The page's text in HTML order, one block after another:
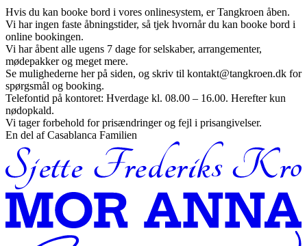
Hvis du kan booke bord i vores onlinesystem, er Tangkroen åben.
Vi har ingen faste åbningstider, så tjek hvornår du kan booke bord i
online bookingen.
Vi har åbent alle ugens 7 dage for selskaber, arrangementer,
mødepakker og meget mere.
Se mulighederne her på siden, og skriv til kontakt@tangkroen.dk for
spørgsmål og booking.
Telefontid på kontoret: Hverdage kl. 08.00 – 16.00. Herefter kun
nødopkald.
Vi tager forbehold for prisændringer og fejl i prisangivelser.
En del af Casablanca Familien